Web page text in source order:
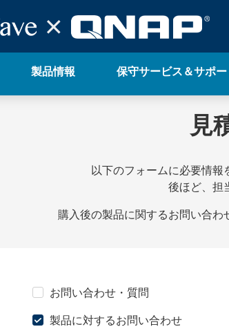
製品情報 保守サービス＆サポー
見
以下のフォームに必要情報
後ほど、担
購入後の製品に関するお問い合わ
お問い合わせ・質問
製品に対するお問い合わせ